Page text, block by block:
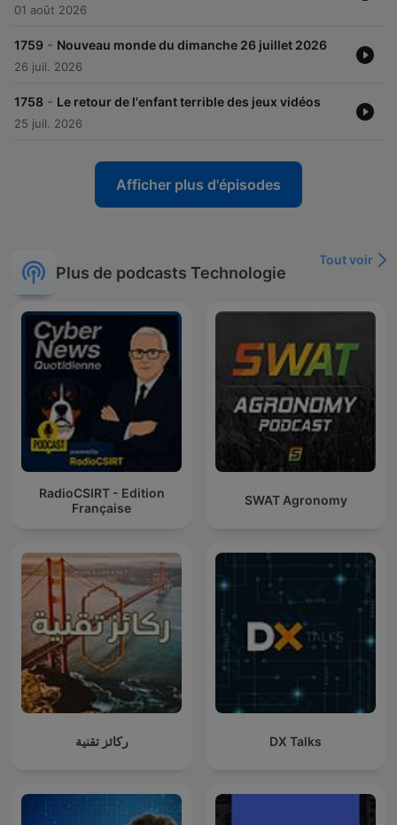
01 août 2026
1759 - Nouveau monde du dimanche 26 juillet 2026
26 juil. 2026
1758 - Le retour de l'enfant terrible des jeux vidéos
25 juil. 2026
Afficher plus d'épisodes
Plus de podcasts Technologie
Tout voir
RadioCSIRT - Edition
Française
SWAT Agronomy
ركائز تقنية DX Talks